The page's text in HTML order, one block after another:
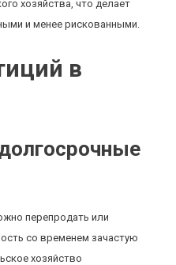
хозяйства, что делает
и менее рискованными.
в
перепродать или
со временем зачастую
хозяйство